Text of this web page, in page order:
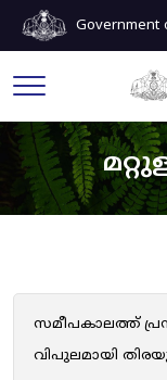
Government
സമീപകാലത്ത്
വിപുലമായി